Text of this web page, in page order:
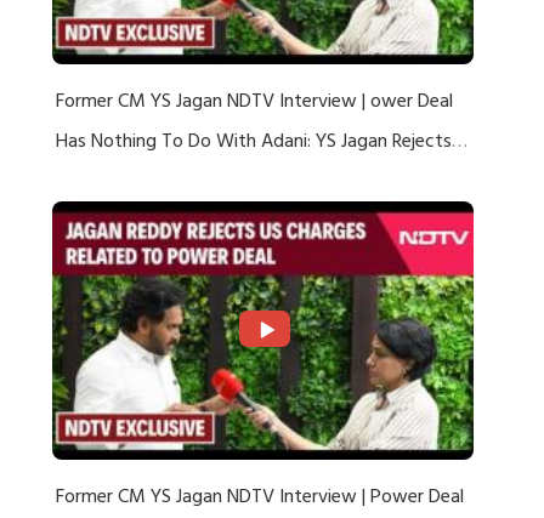
Former CM YS Jagan NDTV Interview | ower Deal
Has Nothing To Do With Adani: YS Jagan Rejects
Former CM YS Jagan NDTV Interview | Power Deal